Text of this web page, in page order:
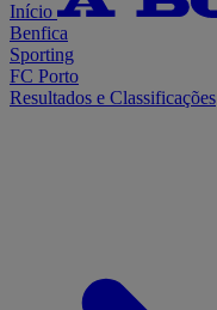
Início
Benfica
Sporting
FC Porto
Resultados e Classificações